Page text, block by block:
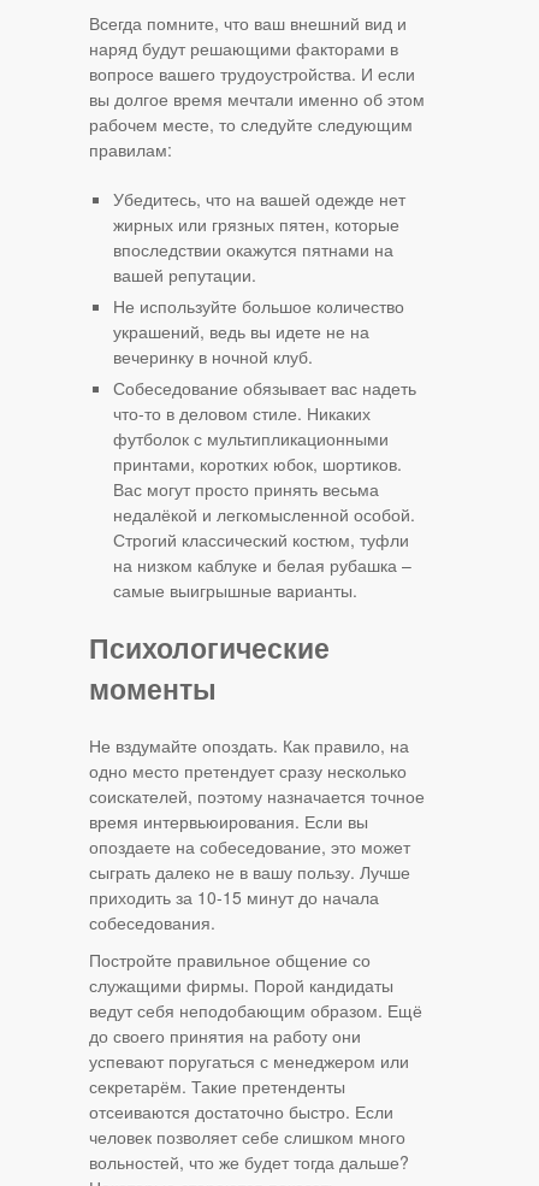
Всегда помните, что ваш внешний вид и
наряд будут решающими факторами в
вопросе вашего трудоустройства. И если
вы долгое время мечтали именно об этом
рабочем месте, то следуйте следующим
правилам:
Убедитесь, что на вашей одежде нет
жирных или грязных пятен, которые
впоследствии окажутся пятнами на
вашей репутации.
Не используйте большое количество
украшений, ведь вы идете не на
вечеринку в ночной клуб.
Собеседование обязывает вас надеть
что-то в деловом стиле. Никаких
футболок с мультипликационными
принтами, коротких юбок, шортиков.
Вас могут просто принять весьма
недалёкой и легкомысленной особой.
Строгий классический костюм, туфли
на низком каблуке и белая рубашка –
самые выигрышные варианты.
Психологические
моменты
Не вздумайте опоздать. Как правило, на
одно место претендует сразу несколько
соискателей, поэтому назначается точное
время интервьюирования. Если вы
опоздаете на собеседование, это может
сыграть далеко не в вашу пользу. Лучше
приходить за 10-15 минут до начала
собеседования.
Постройте правильное общение со
служащими фирмы. Порой кандидаты
ведут себя неподобающим образом. Ещё
до своего принятия на работу они
успевают поругаться с менеджером или
секретарём. Такие претенденты
отсеиваются достаточно быстро. Если
человек позволяет себе слишком много
вольностей, что же будет тогда дальше?